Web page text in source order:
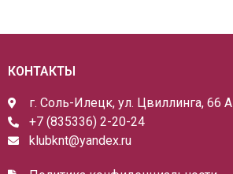
КОНТАКТЫ
г. Соль-Илецк, ул. Цвиллинга, 66 А
+7 (835336) 2-20-24
klubknt@yandex.ru